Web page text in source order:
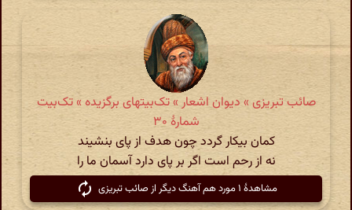
صائب تبریزی » دیوان اشعار » تک‌بیتهای برگزیده » تک‌بیت
شمارهٔ ۳۰
کمان بیکار گردد چون هدف از پای بنشیند
نه از رحم است اگر بر پای دارد آسمان ما را
مشاهدهٔ ۱ مورد هم آهنگ دیگر از صائب تبریزی